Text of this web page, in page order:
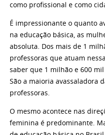
como profissional e como
É impressionante o quanto
na educação básica, as
absoluta. Dos mais de 1
professoras que atuam
saber que 1 milhão e 600
São a maioria avassaladora
professoras.
O mesmo acontece nas
feminina é predominante.